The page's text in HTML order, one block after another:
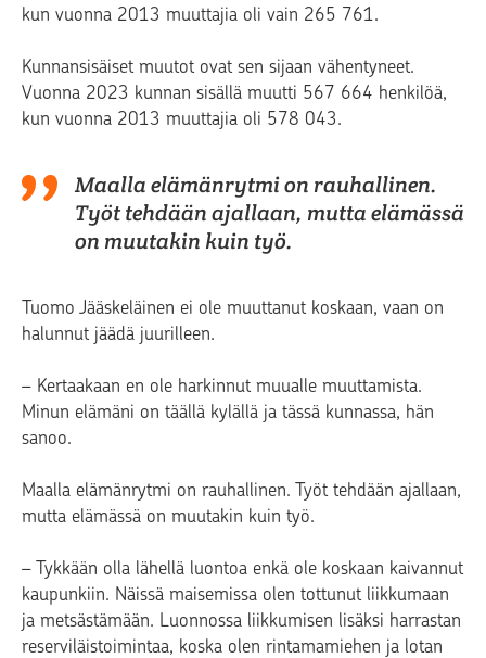
kun vuonna 2013 muuttajia oli vain 265 761.
Kunnansisäiset muutot ovat sen sijaan vähentyneet.
Vuonna 2023 kunnan sisällä muutti 567 664 henkilöä,
kun vuonna 2013 muuttajia oli 578 043.
Maalla elämänrytmi on rauhallinen.
Työt tehdään ajallaan, mutta elämässä
on muutakin kuin työ.
Tuomo Jääskeläinen ei ole muuttanut koskaan, vaan on
halunnut jäädä juurilleen.
– Kertaakaan en ole harkinnut muualle muuttamista.
Minun elämäni on täällä kylällä ja tässä kunnassa, hän
sanoo.
Maalla elämänrytmi on rauhallinen. Työt tehdään ajallaan,
mutta elämässä on muutakin kuin työ.
– Tykkään olla lähellä luontoa enkä ole koskaan kaivannut
kaupunkiin. Näissä maisemissa olen tottunut liikkumaan
ja metsästämään. Luonnossa liikkumisen lisäksi harrastan
reserviläistoimintaa, koska olen rintamamiehen ja lotan